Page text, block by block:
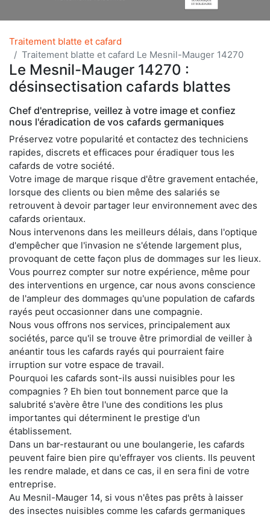
Traitement blatte et cafard
Traitement blatte et cafard Le Mesnil-Mauger 14270
Le Mesnil-Mauger 14270 :
désinsectisation cafards blattes
Chef d'entreprise, veillez à votre image et confiez
nous l'éradication de vos cafards germaniques
Préservez votre popularité et contactez des techniciens
rapides, discrets et efficaces pour éradiquer tous les
cafards de votre société.
Votre image de marque risque d'être gravement entachée,
lorsque des clients ou bien même des salariés se
retrouvent à devoir partager leur environnement avec des
cafards orientaux.
Nous intervenons dans les meilleurs délais, dans l'optique
d'empêcher que l'invasion ne s'étende largement plus,
provoquant de cette façon plus de dommages sur les lieux.
Vous pourrez compter sur notre expérience, même pour
des interventions en urgence, car nous avons conscience
de l'ampleur des dommages qu'une population de cafards
rayés peut occasionner dans une compagnie.
Nous vous offrons nos services, principalement aux
sociétés, parce qu'il se trouve être primordial de veiller à
anéantir tous les cafards rayés qui pourraient faire
irruption sur votre espace de travail.
Pourquoi les cafards sont-ils aussi nuisibles pour les
compagnies ? Eh bien tout bonnement parce que la
salubrité s'avère être l'une des conditions les plus
importantes qui déterminent le prestige d'un
établissement.
Dans un bar-restaurant ou une boulangerie, les cafards
peuvent faire bien pire qu'effrayer vos clients. Ils peuvent
les rendre malade, et dans ce cas, il en sera fini de votre
entreprise.
Au Mesnil-Mauger 14, si vous n'êtes pas prêts à laisser
des insectes nuisibles comme les cafards germaniques